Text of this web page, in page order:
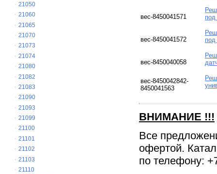
21050
21060
21065
21070
21073
21074
21080
21082
21083
21090
21093
21099
21100
21101
21102
21103
21110
вес-8450041571
под
вес-8450041572
под
вес-8450040058
вес-8450042842-
8450041563
ВНИМАНИЕ !!!
Все
офертой.
по телефону: